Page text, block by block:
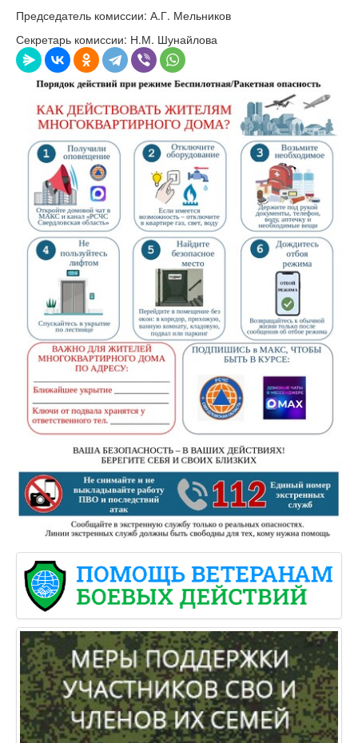
Председатель комиссии: А.Г. Мельников
Секретарь комиссии: Н.М. Шунайлова